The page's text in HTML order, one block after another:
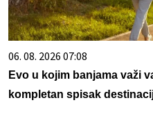
06. 08. 2026 07:08
Evo u kojim banjama važi
kompletan spisak